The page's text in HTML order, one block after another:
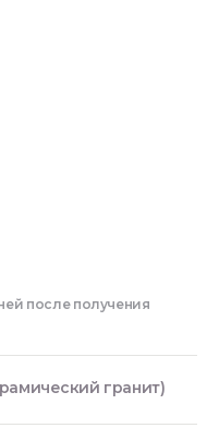
после получения
гранит)